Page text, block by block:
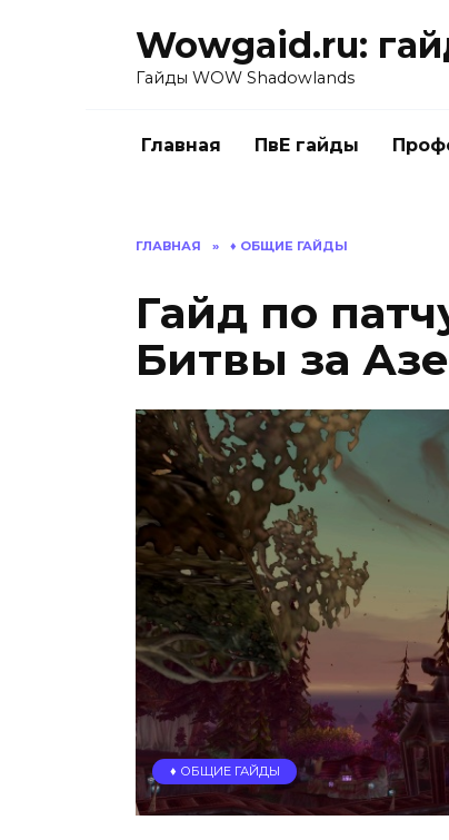
Wowgaid.ru:
Гайды WOW Shadowlands
Главная ПвЕ гайды
ГЛАВНАЯ » ♦️ ОБЩИЕ ГАЙДЫ
Гайд по
Битвы за
♦️ ОБЩИЕ ГАЙДЫ